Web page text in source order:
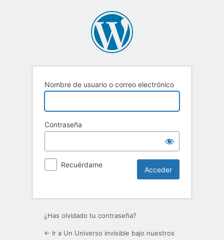
Nombre de usuario o correo electrónico
Contraseña
Recuérdame
¿Has olvidado tu contraseña?
← Ir a Un Universo invisible bajo nuestros